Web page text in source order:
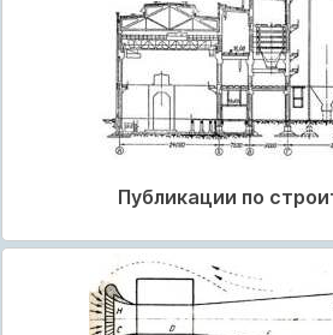
Публикации по